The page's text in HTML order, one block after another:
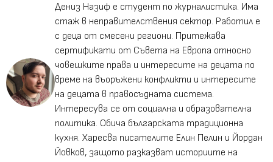
Дениз Назиф е студент по журналистика. Има
стаж в неправителствения сектор. Работил е
с деца от смесени региони. Притежава
сертификати от Съвета на Европа относно
човешките права и интересите на децата по
време на въоръжени конфликти и интересите
на децата в правосъдната система.
Интересува се от социална и образователна
политика. Обича българската традиционна
кухня. Харесва писателите Елин Пелин и Йордан
Йовков, защото разказват историите на